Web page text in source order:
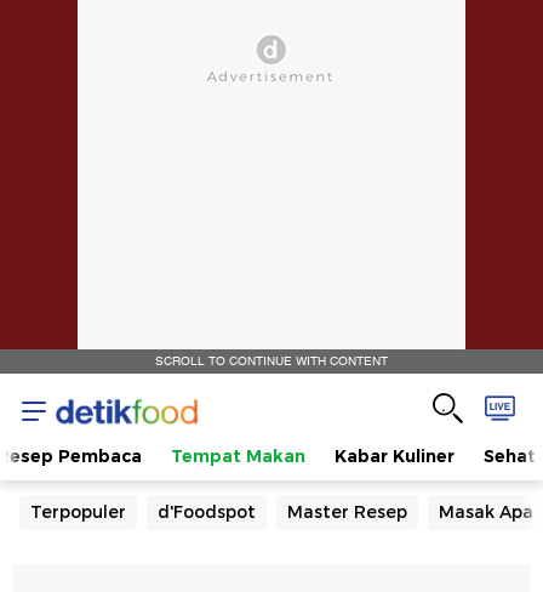
SCROLL TO CONTINUE WITH CONTENT
Pembaca Tempat Makan Kabar Kuliner Sehat
Terpopuler d'Foodspot Master Resep Masak Apa